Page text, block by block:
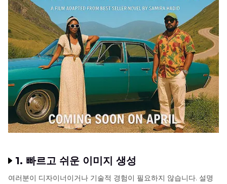
1. 빠르고 쉬운 이미지 생성
여러분이 디자이너이거나 기술적 경험이 필요하지 않습니다. 설명